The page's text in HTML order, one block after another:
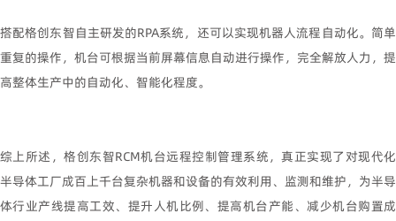
搭配格创东智自主研发的RPA系统，还可以实现机器人流程自动化。简单
重复的操作，机台可根据当前屏幕信息自动进行操作，完全解放人力，提
高整体生产中的自动化、智能化程度。
综上所述，格创东智RCM机台远程控制管理系统，真正实现了对现代化
半导体工厂成百上千台复杂机器和设备的有效利用、监测和维护，为半导
体行业产线提高工效、提升人机比例、提高机台产能、减少机台购置成